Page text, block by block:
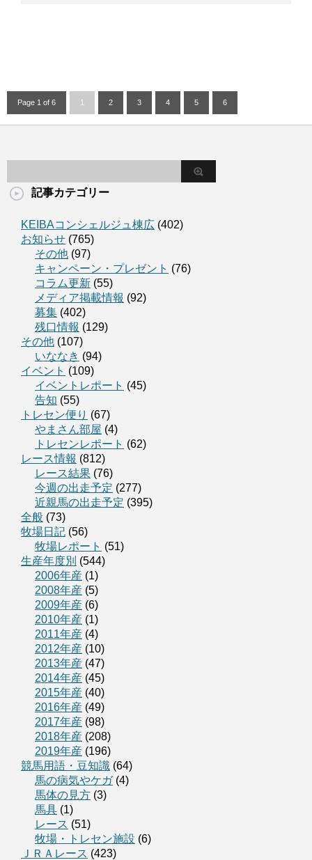
Page 1 of 6 1 2 3 4 5 6
記事カテゴリー
KEIBAコンシェルジュ棟広 (402)
お知らせ (765)
その他 (97)
キャンペーン・プレゼント (76)
コラム更新 (55)
メディア掲載情報 (92)
募集 (402)
残口情報 (129)
その他 (107)
いななき (94)
イベント (109)
イベントレポート (45)
告知 (55)
トレセン便り (67)
やまさん部屋 (4)
トレセンレポート (62)
レース情報 (812)
レース結果 (76)
今週の出走予定 (277)
近親馬の出走予定 (395)
全般 (73)
牧場日記 (56)
牧場レポート (51)
生産年度別 (544)
2006年産 (1)
2008年産 (5)
2009年産 (6)
2010年産 (1)
2011年産 (4)
2012年産 (10)
2013年産 (47)
2014年産 (45)
2015年産 (40)
2016年産 (49)
2017年産 (98)
2018年産 (208)
2019年産 (196)
競馬用語・豆知識 (64)
馬の病気やケガ(4)
馬体の見方 (3)
馬具 (1)
レース (51)
牧場・トレセン施設 (6)
ＪＲＡレース (423)